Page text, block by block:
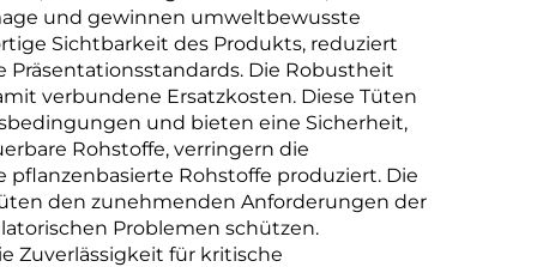
und gewinnen umweltbewusste
Sichtbarkeit des Produkts, reduziert
Die Robustheit
verbundene Ersatzkosten. Diese Tüten
und bieten eine Sicherheit,
Rohstoffe, verringern die
Rohstoffe produziert. Die
den zunehmenden Anforderungen der
Problemen schützen.
Zuverlässigkeit für kritische